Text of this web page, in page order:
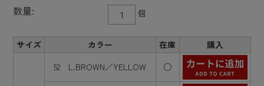
数量: 個
サイズ カラー 在庫 購入
52 L.BROWN／YELLOW ○